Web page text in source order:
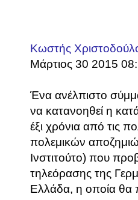
Κωστής
Μάρτιος 30 2015
Ένα ανέλπιστο
να κατανοηθεί η
έξι χρόνια από τις
πολεμικών
Ινστιτούτο) που
τηλεόρασης της
Ελλάδα, η οποία θα